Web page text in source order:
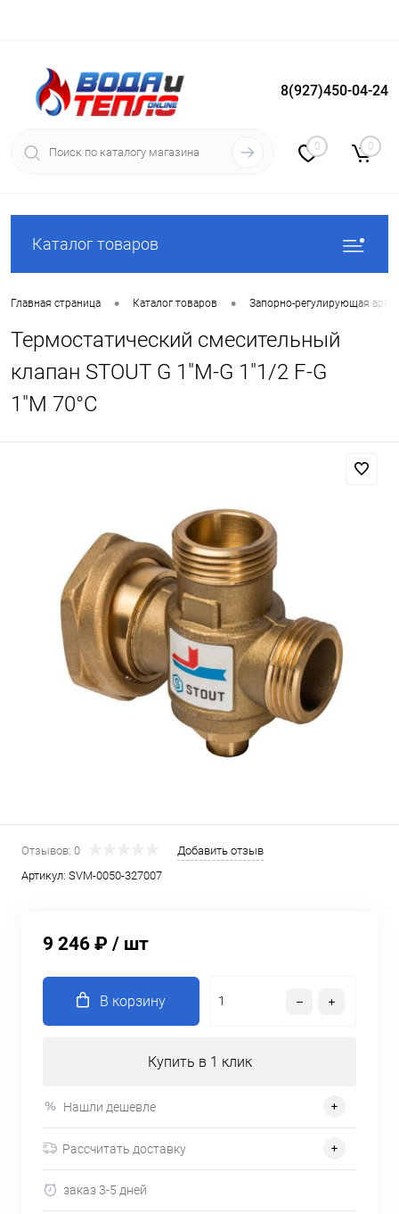
Вход Регистрация
8(927)450-04-24
0 0
Каталог товаров
Главная страница • Каталог товаров • Запорно-регулирующая
Термостатический смесительный
клапан STOUT G 1"M-G 1"1/2 F-G
1"M 70°С
Отзывов: 0
Добавить отзыв
Артикул: SVM-0050-327007
9 246 ₽ / шт
В корзину
Купить в 1 клик
Нашли дешевле
Рассчитать доставку
заказ 3-5 дней